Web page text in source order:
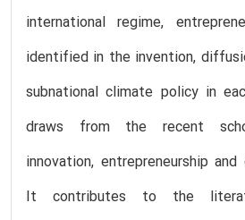
international regime,
identified in the invention,
subnational climate policy in
draws from the recent
innovation, entrepreneurship
It contributes to the